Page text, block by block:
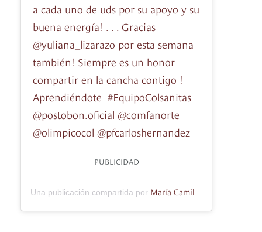
a cada uno de uds por su apoyo y su
buena energía! . . . Gracias
@yuliana_lizarazo por esta semana
también! Siempre es un honor
compartir en la cancha contigo !
Aprendiéndote #EquipoColsanitas
@postobon.oficial @comfanorte
@olimpicocol @pfcarloshernandez
PUBLICIDAD
Una publicación compartida por María Camila Osorio